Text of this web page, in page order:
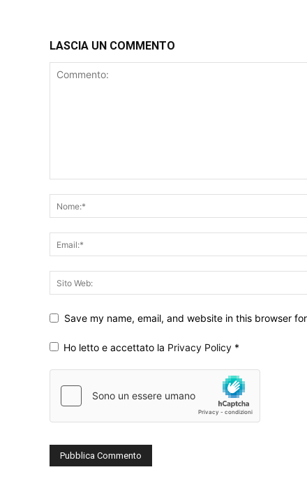
LASCIA UN COMMENTO
Save my name, email, and website in this browser
Ho letto e accettato la Privacy Policy *